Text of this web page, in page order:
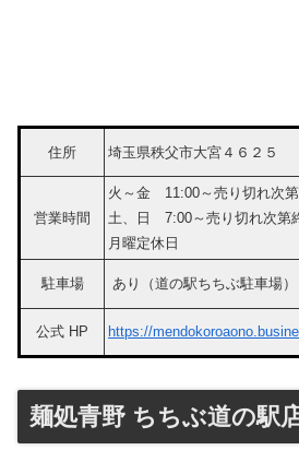
住所 埼玉県秩父市大宮４６２５
営業時間
火～金 11:00～売り切れ次第
土、日 7:00～売り切れ次第
月曜定休日
駐車場 あり（道の駅ちちぶ駐車場）
公式 HP https://
麺処青野 ちちぶ道の駅